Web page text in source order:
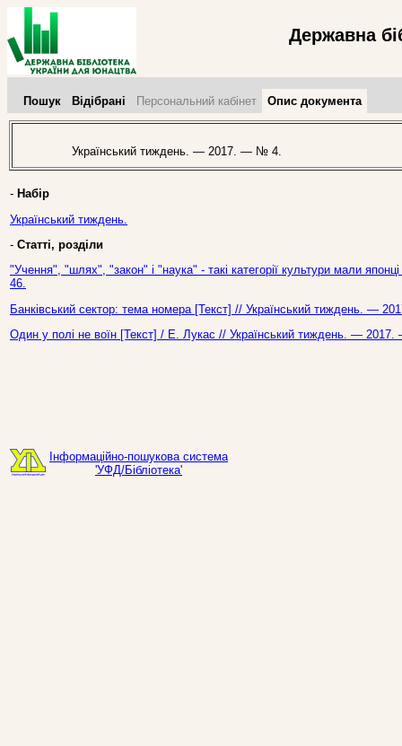
Державна
Пошук Відібрані Персональний кабінет Опис документа
Український тиждень. — 2017. — № 4.
- Набір
Український тиждень.
- Статті, розділи
"Учення", "шлях", "закон" і "наука" - такі категорії культури мали
46.
Банківський сектор: тема номера [Текст] // Український тиждень. —
Один у полі не воїн [Текст] / Е. Лукас // Український тиждень. —
Інформаційно-пошукова система
'УФД/Бібліотека'